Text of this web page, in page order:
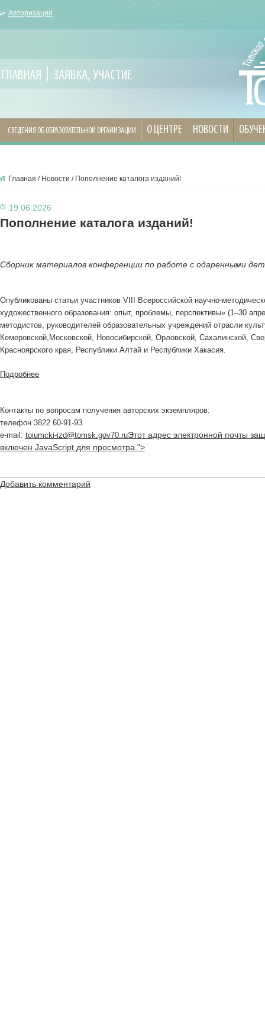
Авторизация
ГЛАВНАЯ ЗАЯВКА, УЧАСТИЕ
СВЕДЕНИЯ ОБ ОБРАЗОВАТЕЛЬНОЙ ОРГАНИЗАЦИИ О ЦЕНТРЕ НОВОСТИ
Главная / Новости / Пополнение каталога изданий!
19.06.2026
Пополнение каталога изданий!
Сборник материалов конференции по работе с одаренными
Опубликованы статьи участников VIII Всероссийской научно-
художественного образования: опыт, проблемы, перспективы» (1–30
методистов, руководителей образовательных учреждений отрасли
Кемеровской,Московской, Новосибирской, Орловской, Сахалинской,
Красноярского края, Республики Алтай и Республики Хакасия.
Подробнее
Контакты по вопросам получения авторских экземпляров:
телефон 3822 60-91-93
e-mail: toiumcki-izd@tomsk.gov70.ruЭтот адрес электронной почты
включен JavaScript для просмотра. ">
Добавить комментарий